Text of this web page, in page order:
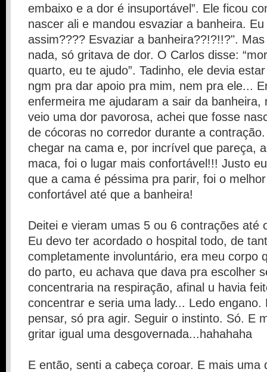
embaixo e a dor é insuportável”. Ele ficou
nascer ali e mandou esvaziar a banheira.
assim???? Esvaziar a banheira??!?!!?".
nada, só gritava de dor. O Carlos disse:
quarto, eu te ajudo”. Tadinho, ele devia
ngm pra dar apoio pra mim, nem pra ele...
enfermeira me ajudaram a sair da banheira,
veio uma dor pavorosa, achei que fosse
de cócoras no corredor durante a
chegar na cama e, por incrível que pareça,
maca, foi o lugar mais confortável!!! Justo
que a cama é péssima pra parir, foi o
confortável até que a banheira!
Deitei e vieram umas 5 ou 6 contrações até
Eu devo ter acordado o hospital todo, de
completamente involuntário, era meu corpo
do parto, eu achava que dava pra escolher
concentraria na respiração, afinal u havia
concentrar e seria uma lady... Ledo engano.
pensar, só pra agir. Seguir o instinto. Só. E
gritar igual uma desgovernada...hahahaha
E então, senti a cabeça coroar. E mais uma